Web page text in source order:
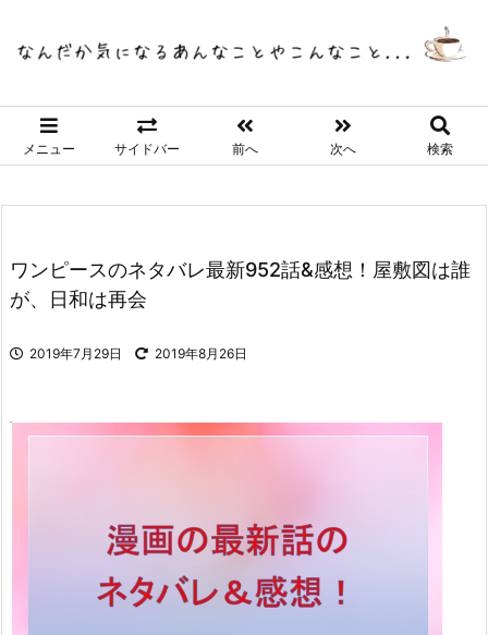
メニュー サイドバー 前へ 次へ 検索
ワンピースのネタバレ最新952話&感想！屋敷図は誰
が、日和は再会
2019年7月29日 2019年8月26日